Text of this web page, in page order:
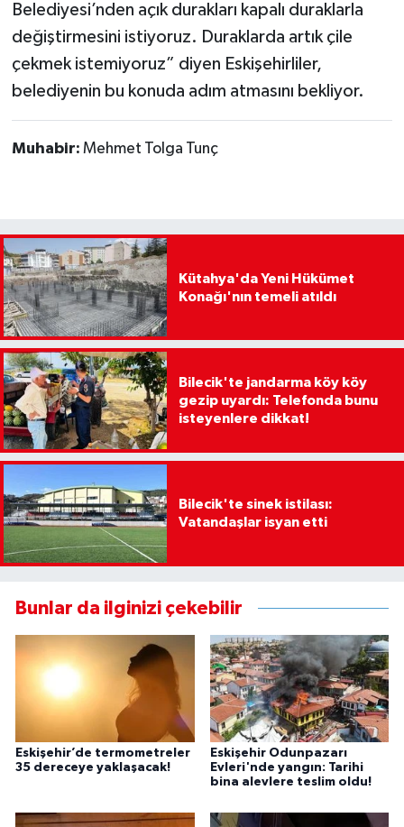
Belediyesi’nden açık durakları kapalı duraklarla
değiştirmesini istiyoruz. Duraklarda artık çile
çekmek istemiyoruz” diyen Eskişehirliler,
belediyenin bu konuda adım atmasını bekliyor.
Muhabir: Mehmet Tolga Tunç
Kütahya'da Yeni Hükümet
Konağı'nın temeli atıldı
Bilecik'te jandarma köy köy
gezip uyardı: Telefonda bunu
isteyenlere dikkat!
Bilecik'te sinek istilası:
Vatandaşlar isyan etti
Bunlar da ilginizi çekebilir
Eskişehir’de termometreler
35 dereceye yaklaşacak!
Eskişehir Odunpazarı
Evleri'nde yangın: Tarihi
bina alevlere teslim oldu!